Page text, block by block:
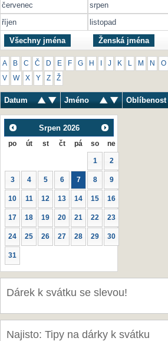
červenec
srpen
říjen
listopad
Všechny jména Ženská jména
A B C Č D E F G H J K M N O
V W X Y Z Ž
Datum Jméno Oblíbenost
Srpen 2026
po út st čt pá so ne
1 2
3 4 5 6 7 8 9
10 11 12 13 14 15 16
17 18 19 20 21 22 23
24 25 26 27 28 29 30
31
Dárek k svátku se slevou!
Najisto: Tipy na dárky k svátku